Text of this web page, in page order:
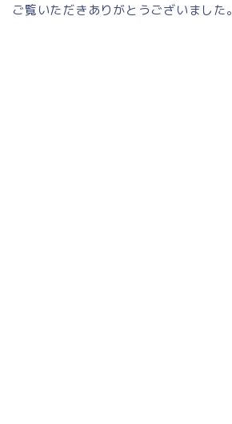
ご覧いただきありがとうございました。